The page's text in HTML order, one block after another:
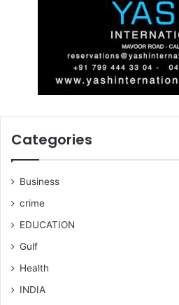
Categories
Business
crime
EDUCATION
Gulf
Health
INDIA